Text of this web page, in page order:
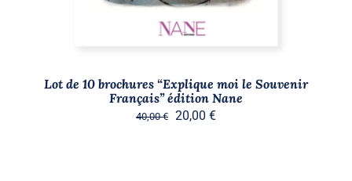
Lot de 10 brochures “Explique moi le Souvenir
Français” édition Nane
40,00€ Le
20,00 €Le